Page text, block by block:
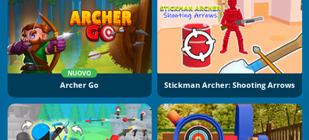
NUOVO
Archer Go Stickman Archer: Shooting Arrows